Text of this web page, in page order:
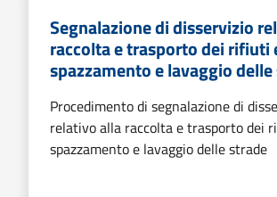
Segnalazione di disservizio
raccolta e trasporto dei rifiuti
spazzamento e lavaggio
Procedimento di segnalazione di
relativo alla raccolta e trasporto dei
spazzamento e lavaggio delle strade